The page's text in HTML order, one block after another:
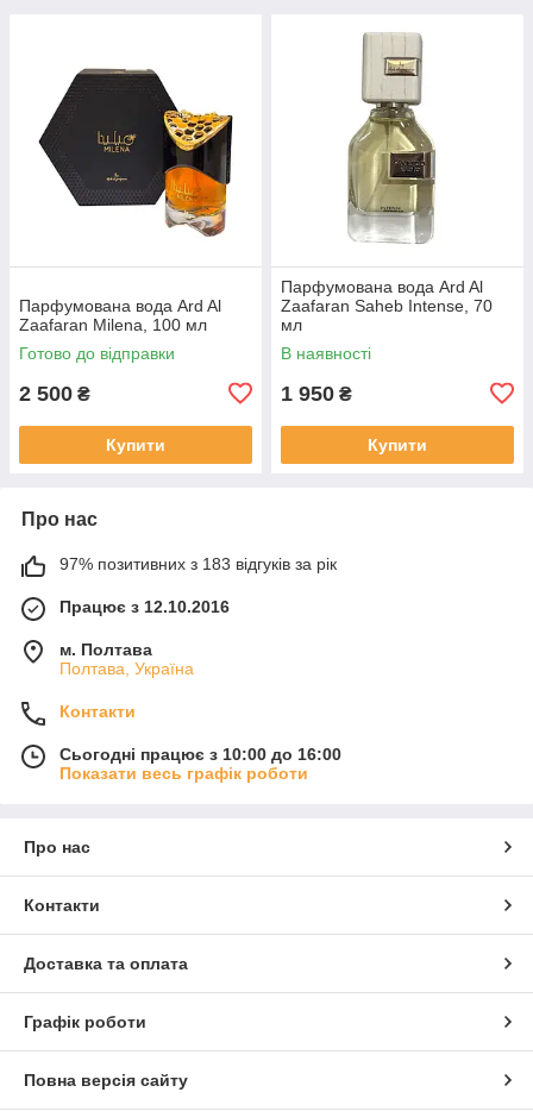
Парфумована вода Ard Al
Zaafaran Milena, 100 мл
Готово до відправки
2 500 ₴
Купити
Парфумована вода Ard Al
Zaafaran Saheb Intense, 70
мл
В наявності
1 950 ₴
Купити
Про нас
97% позитивних з 183 відгуків за рік
Працює з 12.10.2016
м. Полтава
Полтава, Україна
Контакти
Сьогодні працює з 10:00 до 16:00
Показати весь графік роботи
Про нас
Контакти
Доставка та оплата
Графік роботи
Повна версія сайту